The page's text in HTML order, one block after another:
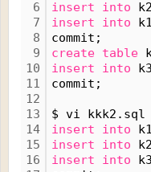
6
7
8
9
10
11
12
13
14
15
16
insert
into
insert
into
commit;
create table
insert
into
commit;
$ vi kkk2.sql
insert
into
insert
into
insert
into